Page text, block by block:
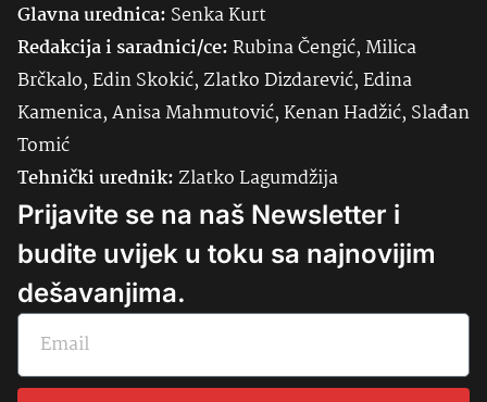
Glavna urednica: SenkaKurt
Redakcija i saradnici/ce:Rubina Čengić, Milica
Brčkalo, Edin Skokić, Zlatko Dizdarević, Edina
Kamenica, Anisa Mahmutović, Kenan Hadžić, Slađan
Tomić
Tehnički urednik:Zlatko Lagumdžija
Prijavite se na naš Newsletter i
budite uvijek u toku sa najnovijim
dešavanjima.